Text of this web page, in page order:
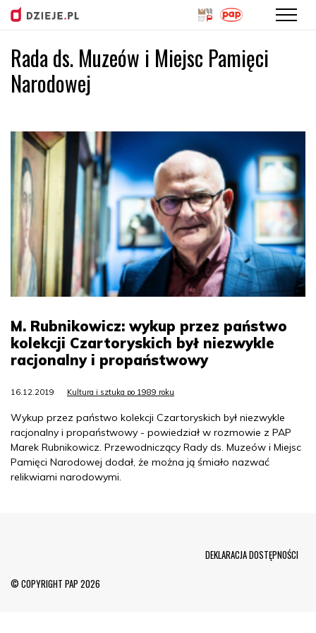
Przejdź
do
Rada ds. Muzeów i Miejsc Pamięci
Narodowej
M. Rubnikowicz: wykup przez państwo
kolekcji Czartoryskich był niezwykle
racjonalny i propaństwowy
16.12.2019 Kultura i sztuka po 1989 roku
Wykup przez państwo kolekcji Czartoryskich był niezwykle
racjonalny i propaństwowy - powiedział w rozmowie z PAP
Marek Rubnikowicz. Przewodniczący Rady ds. Muzeów i Miejsc
Pamięci Narodowej dodał, że można ją śmiało nazwać
relikwiami narodowymi.
© COPYRIGHT PAP 2026
DEKLARACJA DOSTĘPNOŚCI